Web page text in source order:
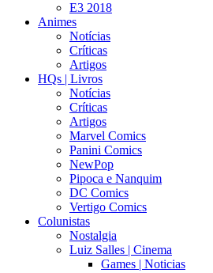
E3 2018
Animes
Notícias
Críticas
Artigos
HQs | Livros
Notícias
Críticas
Artigos
Marvel Comics
Panini Comics
NewPop
Pipoca e Nanquim
DC Comics
Vertigo Comics
Colunistas
Nostalgia
Luiz Salles | Cinema
Games | Noticias